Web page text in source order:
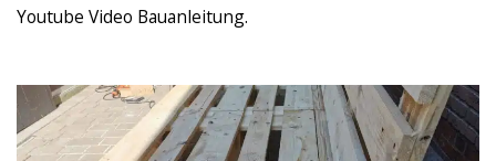
Youtube Video Bauanleitung.